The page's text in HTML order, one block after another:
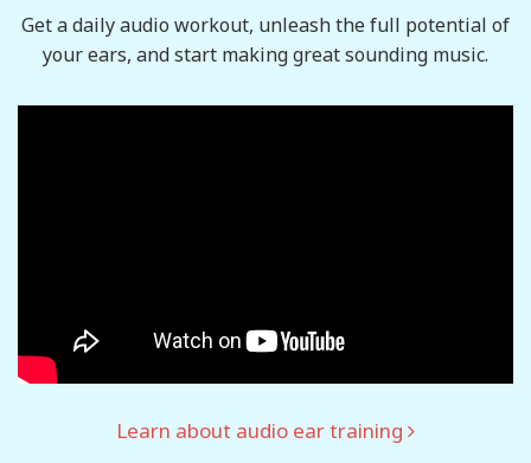
Get a daily audio workout, unleash the full potential of
your ears, and start making great sounding music.
Learn about audio ear training